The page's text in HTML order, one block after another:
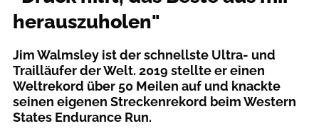
herauszuholen"
Jim Walmsley ist der schnellste Ultra- und
Trailläufer der Welt. 2019 stellte er einen
Weltrekord über 50 Meilen auf und knackte
seinen eigenen Streckenrekord beim Western
States Endurance Run.